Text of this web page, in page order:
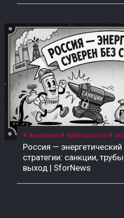
Аналитика Криптовалюта
Россия — энергетический
стратегии: санкции,
выход | SforNews